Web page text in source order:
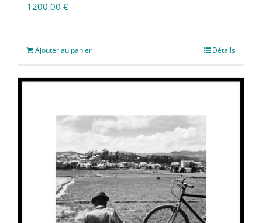
1200,00 €
Ajouter au panier Détails